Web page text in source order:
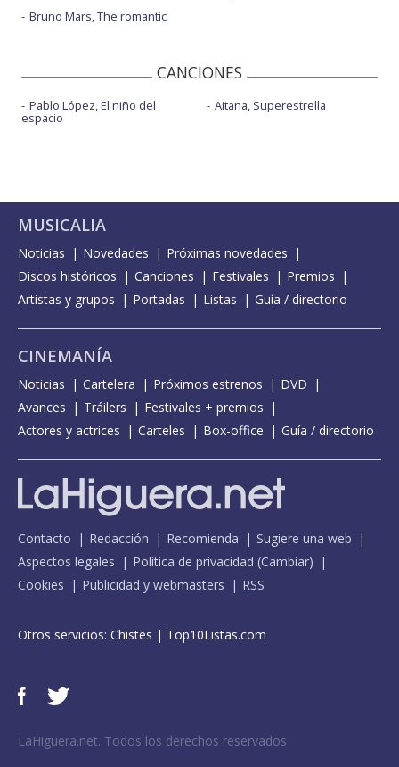
Bruno Mars, The romantic
CANCIONES
Pablo López, El niño del
espacio
Aitana, Superestrella
MUSICALIA
Noticias Novedades
Próximas novedades
Discos históricos
Canciones Festivales
Premios
Artistas y grupos
Portadas Listas Guía / directorio
CINEMANÍA
Noticias Cartelera Próximos estrenos
DVD
Avances
Tráilers
Festivales + premios
Actores y actrices
Carteles Box-office Guía / directorio
Contacto Redacción Recomienda
Sugiere una web
Aspectos legales
Política de privacidad (Cambiar)
Cookies
Publicidad y webmasters RSS
Otros servicios: Chistes | Top10Listas.com
LaHiguera.net. Todos los derechos reservados